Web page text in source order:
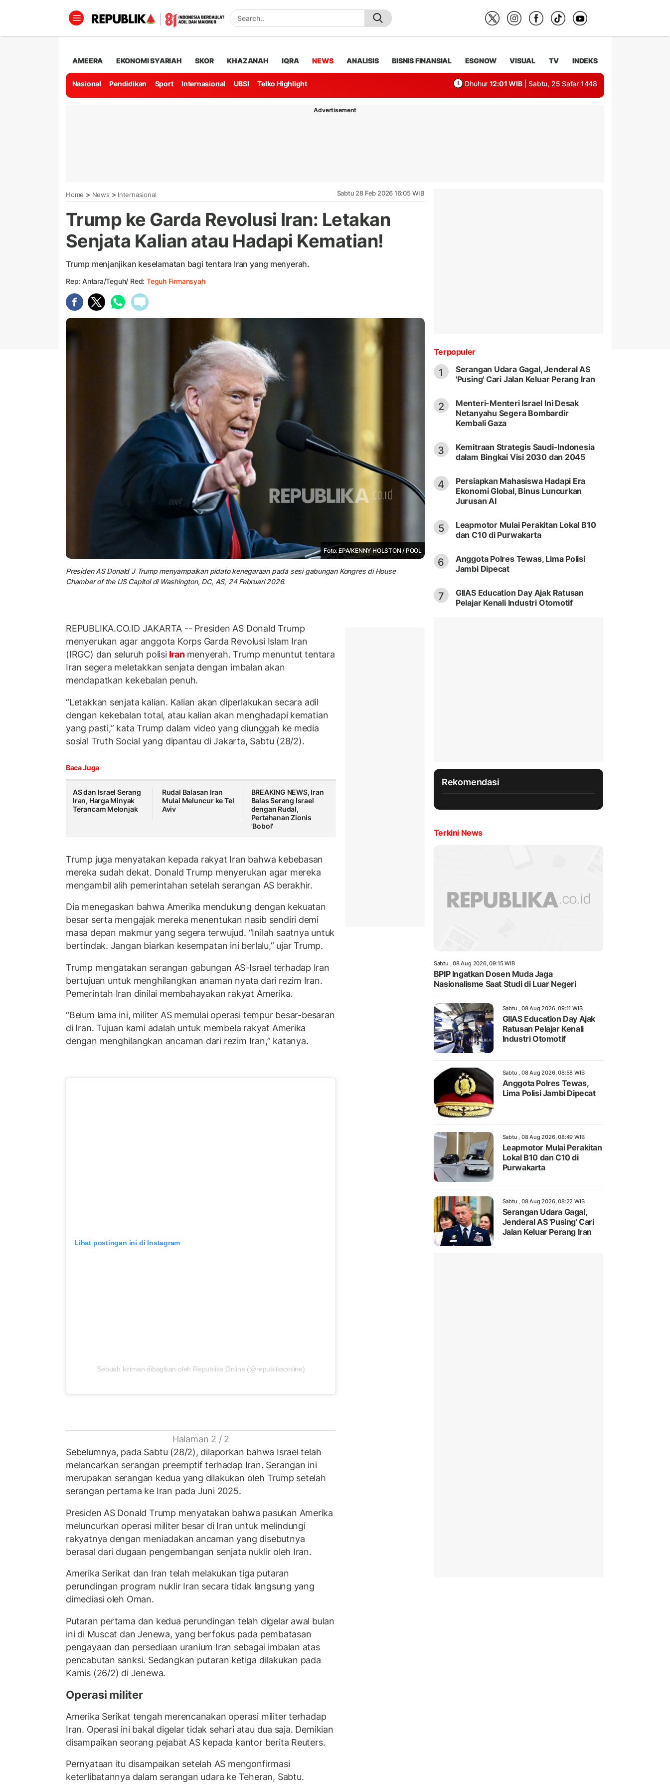
AMEERA EKONOMI SYARIAH SKOR KHAZANAH IQRA NEWS ANALISIS BISNIS FINANSIAL ESGNOW VISUAL TV INDEKS
Nasional Pendidikan Sport Internasional UBSI Telko Highlight Dhuhur 12:01 WIB | Sabtu, 25 Safar 1448
Advertisement
Home > News > Internasional Sabtu 28 Feb 2026 16:05 WIB
Trump ke Garda Revolusi Iran: Letakan
Senjata Kalian atau Hadapi Kematian!
Trump menjanjikan keselamatan bagi tentara Iran yang menyerah.
Rep: Antara/Teguh/ Red: Teguh Firmansyah
Foto: EPA/KENNY HOLSTON / POOL
Presiden AS Donald J Trump menyampaikan pidato kenegaraan pada sesi gabungan Kongres di House
Chamber of the US Capitol di Washington, DC, AS, 24 Februari 2026.
REPUBLIKA.CO.ID JAKARTA -- Presiden AS Donald Trump
menyerukan agar anggota Korps Garda Revolusi Islam Iran
(IRGC) dan seluruh polisiIran menyerah. Trump menuntut tentara
Iran segera meletakkan senjata dengan imbalan akan
mendapatkan kekebalan penuh.
“Letakkan senjata kalian. Kalian akan diperlakukan secara adil
dengan kekebalan total, atau kalian akan menghadapi kematian
yang pasti,” kata Trump dalam video yang diunggah ke media
sosial Truth Social yang dipantau di Jakarta, Sabtu (28/2).
Baca Juga
AS dan Israel Serang
Iran, Harga Minyak
Terancam Melonjak
Rudal Balasan Iran
Mulai Meluncur ke Tel
Aviv
BREAKING NEWS, Iran
Balas Serang Israel
dengan Rudal,
Pertahanan Zionis
'Bobol'
Trump juga menyatakan kepada rakyat Iran bahwa kebebasan
mereka sudah dekat. Donald Trump menyerukan agar mereka
mengambil alih pemerintahan setelah serangan AS berakhir.
Dia menegaskan bahwa Amerika mendukung dengan kekuatan
besar serta mengajak mereka menentukan nasib sendiri demi
masa depan makmur yang segera terwujud. “Inilah saatnya untuk
bertindak. Jangan biarkan kesempatan ini berlalu,” ujar Trump.
Trump mengatakan serangan gabungan AS-Israel terhadap Iran
bertujuan untuk menghilangkan anaman nyata dari rezim Iran.
Pemerintah Iran dinilai membahayakan rakyat Amerika.
“Belum lama ini, militer AS memulai operasi tempur besar-besaran
di Iran. Tujuan kami adalah untuk membela rakyat Amerika
dengan menghilangkan ancaman dari rezim Iran,” katanya.
Lihat postingan ini di Instagram
Sebuah kiriman dibagikan oleh Republika Online (@republikaonline)
Halaman 2 / 2
Sebelumnya, pada Sabtu (28/2), dilaporkan bahwa Israel telah
melancarkan serangan preemptif terhadap Iran. Serangan ini
merupakan serangan kedua yang dilakukan oleh Trump setelah
serangan pertama ke Iran pada Juni 2025.
Presiden AS Donald Trump menyatakan bahwa pasukan Amerika
meluncurkan operasi militer besar di Iran untuk melindungi
rakyatnya dengan meniadakan ancaman yang disebutnya
berasal dari dugaan pengembangan senjata nuklir oleh Iran.
Amerika Serikat dan Iran telah melakukan tiga putaran
perundingan program nuklir Iran secara tidak langsung yang
dimediasi oleh Oman.
Putaran pertama dan kedua perundingan telah digelar awal bulan
ini di Muscat dan Jenewa, yang berfokus pada pembatasan
pengayaan dan persediaan uranium Iran sebagai imbalan atas
pencabutan sanksi. Sedangkan putaran ketiga dilakukan pada
Kamis (26/2) di Jenewa.
Operasi militer
Amerika Serikat tengah merencanakan operasi militer terhadap
Iran. Operasi ini bakal digelar tidak sehari atau dua saja. Demikian
disampaikan seorang pejabat AS kepada kantor berita Reuters.
Pernyataan itu disampaikan setelah AS mengonfirmasi
keterlibatannya dalam serangan udara ke Teheran, Sabtu.
Terpopuler
1
Serangan Udara Gagal, Jenderal AS
'Pusing' Cari Jalan Keluar Perang Iran
2
Menteri-Menteri Israel Ini Desak
Netanyahu Segera Bombardir
Kembali Gaza
3
Kemitraan Strategis Saudi-Indonesia
dalam Bingkai Visi 2030 dan 2045
4
Persiapkan Mahasiswa Hadapi Era
Ekonomi Global, Binus Luncurkan
Jurusan AI
5
Leapmotor Mulai Perakitan Lokal B10
dan C10 di Purwakarta
6
Anggota Polres Tewas, Lima Polisi
Jambi Dipecat
7
GIIAS Education Day Ajak Ratusan
Pelajar Kenali Industri Otomotif
Rekomendasi
Terkini News
Sabtu , 08 Aug 2026, 09:15 WIB
BPIP Ingatkan Dosen Muda Jaga
Nasionalisme Saat Studi di Luar Negeri
Sabtu , 08 Aug 2026, 09:11 WIB
GIIAS Education Day Ajak
Ratusan Pelajar Kenali
Industri Otomotif
Sabtu , 08 Aug 2026, 08:58 WIB
Anggota Polres Tewas,
Lima Polisi Jambi Dipecat
Sabtu , 08 Aug 2026, 08:49 WIB
Leapmotor Mulai Perakitan
Lokal B10 dan C10 di
Purwakarta
Sabtu , 08 Aug 2026, 08:22 WIB
Serangan Udara Gagal,
Jenderal AS 'Pusing' Cari
Jalan Keluar Perang Iran